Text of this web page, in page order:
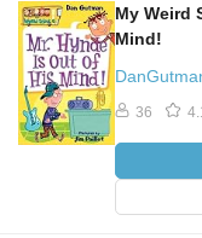
My Weird
Mind!
36